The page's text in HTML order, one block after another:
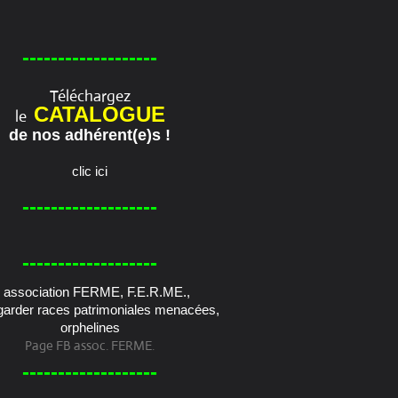
-------------------
Téléchargez
le CATALOGUE
de nos adhérent(e)s !
clic ici
-------------------
-------------------
Page FB assoc. FERME.
-------------------